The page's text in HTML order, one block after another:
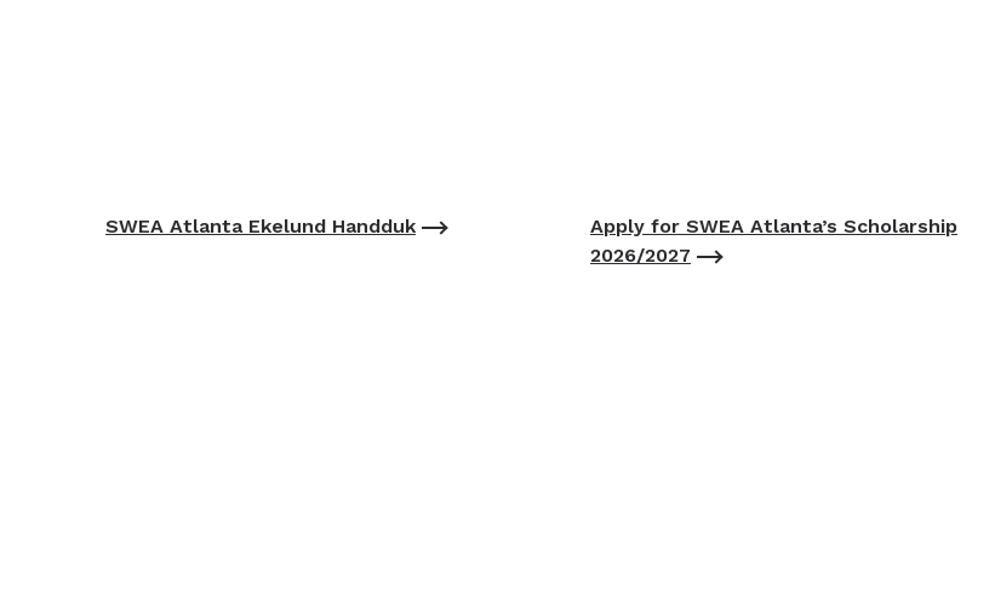
SWEA Atlanta Ekelund Handduk
Apply for SWEA Atlanta’s Scholarship
2026/2027